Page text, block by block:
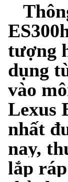
tượng
dụng
vào
Lexus
nhất
nay,
lắp